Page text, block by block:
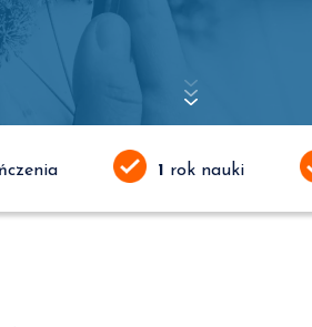
1 rok nauki